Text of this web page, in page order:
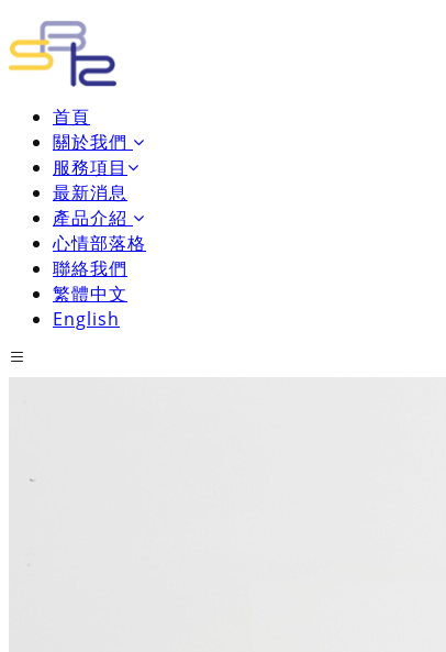
首頁
關於我們
服務項目
最新消息
產品介紹
心情部落格
聯絡我們
繁體中文
English